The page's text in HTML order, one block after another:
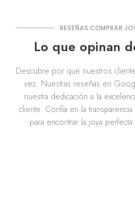
RESEÑAS COMPRAR
Lo que opinan
Descubre por qué nuestros
vez. Nuestras reseñas en
nuestra dedicación a la
cliente. Confía en la
para encontrar la joya